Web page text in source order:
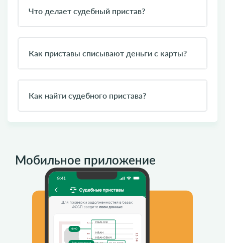
Что делает судебный пристав?
Как приставы списывают деньги с карты?
Как найти судебного пристава?
Мобильное приложение